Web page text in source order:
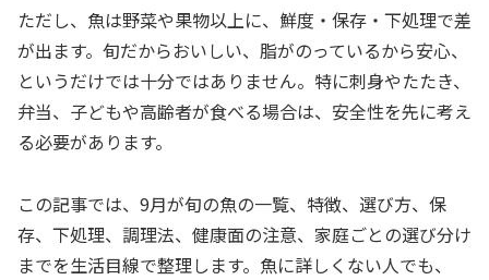
ただし、魚は野菜や果物以上に、鮮度・保存・下処理で差
が出ます。旬だからおいしい、脂がのっているから安心、
というだけでは十分ではありません。特に刺身やたたき、
弁当、子どもや高齢者が食べる場合は、安全性を先に考え
る必要があります。
この記事では、9月が旬の魚の一覧、特徴、選び方、保
存、下処理、調理法、健康面の注意、家庭ごとの選び分け
までを生活目線で整理します。魚に詳しくない人でも、